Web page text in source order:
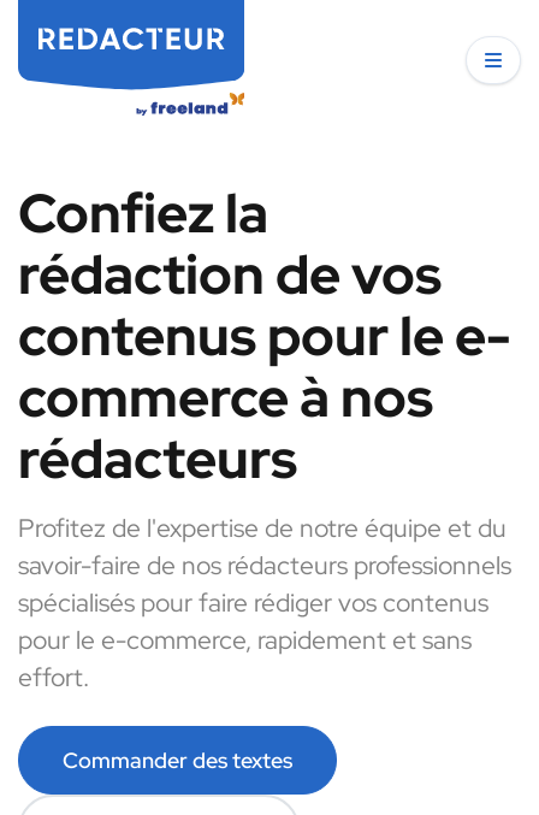
Confiez la
rédaction de vos
contenus pour le e-
commerce à nos
rédacteurs
Profitez de l'expertise de notre équipe et du
savoir-faire de nos rédacteurs professionnels
spécialisés pour faire rédiger vos contenus
pour le e-commerce, rapidement et sans
effort.
Commander des textes